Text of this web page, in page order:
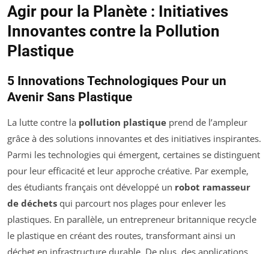
Agir pour la Planète : Initiatives
Innovantes contre la Pollution
Plastique
5 Innovations Technologiques Pour un
Avenir Sans Plastique
La lutte contre la pollution plastique prend de l’ampleur
grâce à des solutions innovantes et des initiatives inspirantes.
Parmi les technologies qui émergent, certaines se distinguent
pour leur efficacité et leur approche créative. Par exemple,
des étudiants français ont développé un robot ramasseur
de déchets qui parcourt nos plages pour enlever les
plastiques. En parallèle, un entrepreneur britannique recycle
le plastique en créant des routes, transformant ainsi un
déchet en infrastructure durable. De plus, des applications